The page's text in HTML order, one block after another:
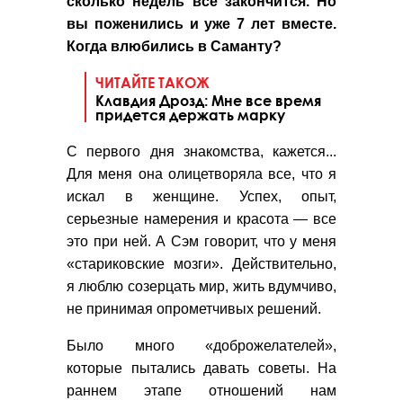
вы поженились и уже 7 лет вместе.
Когда влюбились в Саманту?
ЧИТАЙТЕ ТАКОЖ
Клавдия Дрозд: Мне все время
придется держать марку
С первого дня знакомства, кажется...
Для меня она олицетворяла все, что я
искал в женщине. Успех, опыт,
серьезные намерения и красота — все
это при ней. А Сэм говорит, что у меня
«стариковские мозги». Действительно,
я люблю созерцать мир, жить вдумчиво,
не принимая опрометчивых решений.
Было много «доброжелателей»,
которые пытались давать советы. На
раннем этапе отношений нам